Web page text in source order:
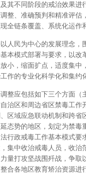
其不同阶段的戒治效果进
整、准确预判和精准评估
全链条覆盖、系统化运作
人民为中心的发展理念
本模式部署与要求，以改
小，缩面扩点，适度集中
作的专业化科学化和集约
整应包括如下三个方面（
治区和周边省区禁毒工
区域应急联动机制和跨省
态势的地区，划定为禁毒
行政戒毒工作基本模式要
集中收治戒毒人员，收治
量打攻坚战围歼战，争
合各地区教育矫治资源进